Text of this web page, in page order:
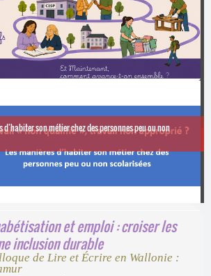
·
Comprendre et parler
Bienvenue en Belgique
Trouver un lieu d’alphabétisation
colloque de Lire et Écrire en Wallonie : 08/10/2026 à Namur
d’habiter son métier chez des personnes peu ou non
et emploi : croiser les
inclusion durable
de Lire et Écrire en Wallonie :